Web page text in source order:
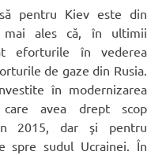
pentru Kiev este din
mai ales că, în ultimii
eforturile în vederea
de gaze din Rusia.
în modernizarea
care avea drept scop
2015, dar şi pentru
spre sudul Ucrainei. În